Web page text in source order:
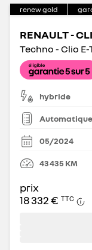
renew gold
RENAULT -
Techno - Clio
hybride
Automatique
05/2024
43 435 KM
prix
18 332 € TTC